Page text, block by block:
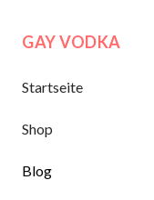
GAY VODKA
Startseite
Shop
Blog